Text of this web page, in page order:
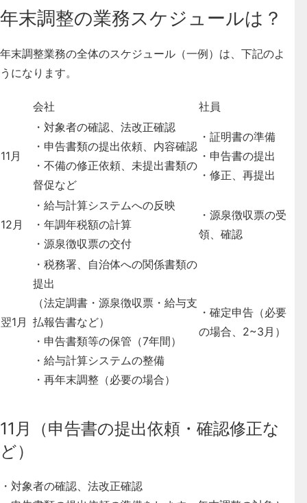
年末調整の業務スケジュールは？
年末調整業務の全体のスケジュール（一例）は、下記のよ
うになります。
会社 社員
11月
・対象者の確認、法改正確認
・申告書類の提出依頼、内容確認
・不備の修正依頼、未提出書類の
督促など
・証明書の準備
・申告書の提出
・修正、再提出
12月
・給与計算システムへの反映
・年調年税額の計算
・源泉徴収票の交付
・源泉徴収票の受
領、確認
翌1月
・税務署、自治体への関係書類の
提出
（法定調書・源泉徴収票・給与支
払報告書など）
・申告書類等の保管（7年間）
・給与計算システムの整備
・再年末調整（必要の場合）
・確定申告（必要
の場合、2~3月）
11月（申告書の提出依頼・確認修正な
ど）
・ 対象者の確認、法改正確認